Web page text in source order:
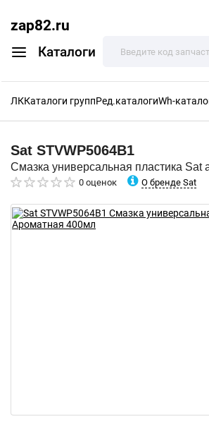
zap82.ru
Каталоги
ЛККаталоги группРед.каталогиWh-
Sat STVWP5064B1
Смазка универсальная пластика
0 оценок О бренде Sat